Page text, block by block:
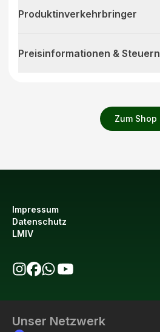
Zum Shop
Produktinverkehrbringer
Preisinformationen & Steuern
Impressum
Datenschutz
LMIV
Unser Netzwerk